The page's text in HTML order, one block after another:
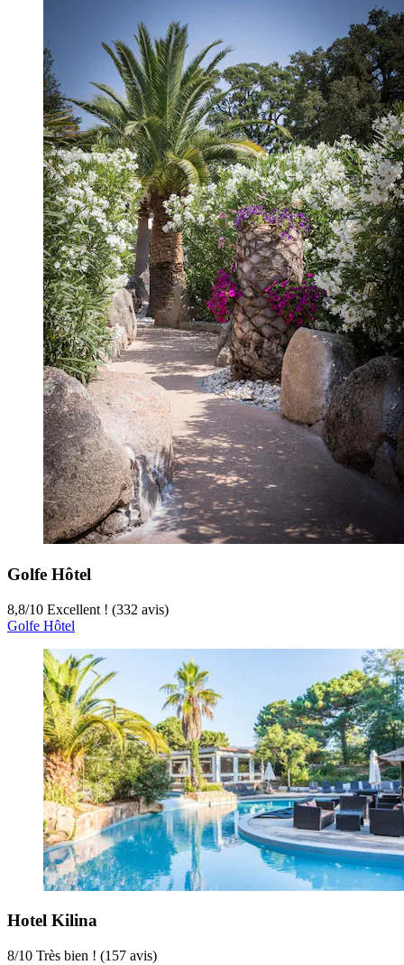
Golfe Hôtel
8,8/10 Excellent ! (332 avis)
Golfe Hôtel
Hotel Kilina
8/10 Très bien ! (157 avis)